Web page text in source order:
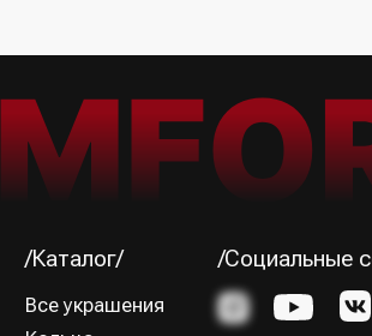
/Способы оплаты/
Политика конфиденциальности
Оферта
ИНН 781139004429
ОГРНИП 320784700188204